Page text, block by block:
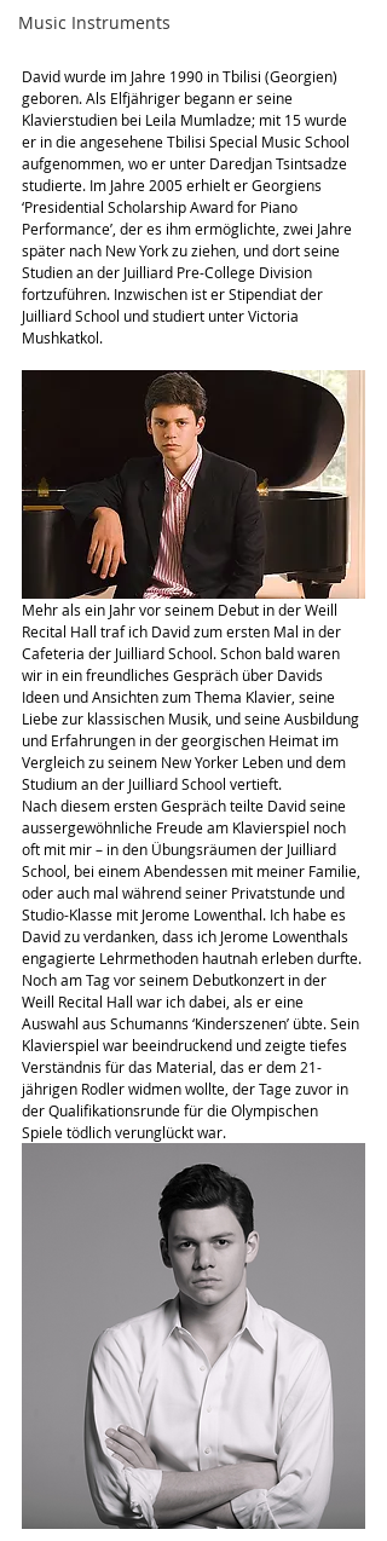
Music Instruments
David wurde im Jahre 1990 in Tbilisi (Georgien)
geboren. Als Elfjähriger begann er seine
Klavierstudien bei Leila Mumladze; mit 15 wurde
er in die angesehene Tbilisi Special Music School
aufgenommen, wo er unter Daredjan Tsintsadze
studierte. Im Jahre 2005 erhielt er Georgiens
‘Presidential Scholarship Award for Piano
Performance’, der es ihm ermöglichte, zwei Jahre
später nach New York zu ziehen, und dort seine
Studien an der Juilliard Pre-College Division
fortzuführen. Inzwischen ist er Stipendiat der
Juilliard School und studiert unter Victoria
Mushkatkol.
Mehr als ein Jahr vor seinem Debut in der Weill
Recital Hall traf ich David zum ersten Mal in der
Cafeteria der Juilliard School. Schon bald waren
wir in ein freundliches Gespräch über Davids
Ideen und Ansichten zum Thema Klavier, seine
Liebe zur klassischen Musik, und seine Ausbildung
und Erfahrungen in der georgischen Heimat im
Vergleich zu seinem New Yorker Leben und dem
Studium an der Juilliard School vertieft.
Nach diesem ersten Gespräch teilte David seine
aussergewöhnliche Freude am Klavierspiel noch
oft mit mir – in den Übungsräumen der Juilliard
School, bei einem Abendessen mit meiner Familie,
oder auch mal während seiner Privatstunde und
Studio-Klasse mit Jerome Lowenthal. Ich habe es
David zu verdanken, dass ich Jerome Lowenthals
engagierte Lehrmethoden hautnah erleben durfte.
Noch am Tag vor seinem Debutkonzert in der
Weill Recital Hall war ich dabei, als er eine
Auswahl aus Schumanns ‘Kinderszenen’ übte. Sein
Klavierspiel war beeindruckend und zeigte tiefes
Verständnis für das Material, das er dem 21-
jährigen Rodler widmen wollte, der Tage zuvor in
der Qualifikationsrunde für die Olympischen
Spiele tödlich verunglückt war.